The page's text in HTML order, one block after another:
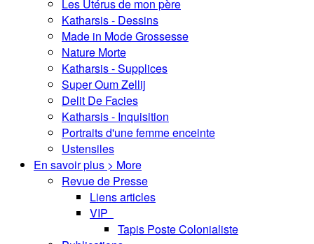
Les Utérus de mon père
Katharsis - Dessins
Made in Mode Grossesse
Nature Morte
Katharsis - Supplices
Super Oum Zellij
Delit De Facies
Katharsis - Inquisition
Portraits d'une femme enceinte
Ustensiles
En savoir plus > More
Revue de Presse
Liens articles
VIP
Tapis Poste Colonialiste